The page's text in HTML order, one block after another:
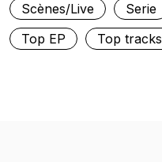
Scènes/Live
Serie
Top EP
Top tracks